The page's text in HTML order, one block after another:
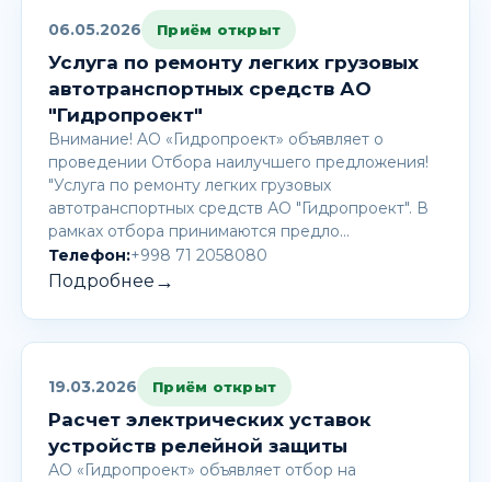
06.05.2026 Приём открыт
Услуга по ремонту легких грузовых
автотранспортных средств АО
"Гидропроект"
Внимание! AО «Гидропроект» объявляет о
проведении Отбора наилучшего предложения!
"Услуга по ремонту легких грузовых
автотранспортных средств АО "Гидропроект". В
рамках отбора принимаются предло…
Телефон:+998 71 2058080
Подробнее →
19.03.2026 Приём открыт
Расчет электрических уставок
устройств релейной защиты
АО «Гидропроект» объявляет отбор на